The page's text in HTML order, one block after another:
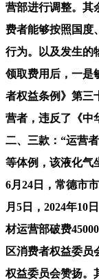
营部进行调整。其
费者能够按照国度
行为。以及发生的
领取费用后，一是
者权益条例》第三
营者，违反了《中
二、三款：“运营
等体例，该液化气
6月24日，常德市
月5日，2024年10
材运营部破费
区消费者权益委员
权益委员会赞扬。